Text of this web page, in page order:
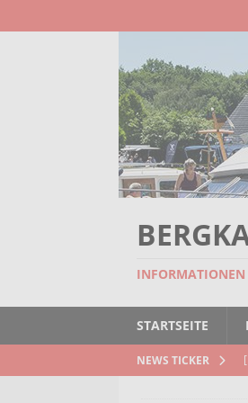
STARTSEITE
NEWS TICKER